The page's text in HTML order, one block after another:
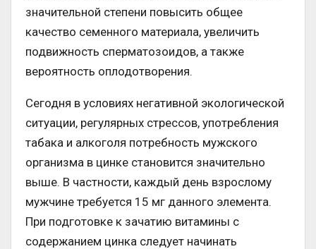
значительной степени повысить общее
качество семенного материала, увеличить
подвижность сперматозоидов, а также
вероятность оплодотворения.
Сегодня в условиях негативной экологической
ситуации, регулярных стрессов, употребления
табака и алкоголя потребность мужского
организма в цинке становится значительно
выше. В частности, каждый день взрослому
мужчине требуется 15 мг данного элемента.
При подготовке к зачатию витамины с
содержанием цинка следует начинать